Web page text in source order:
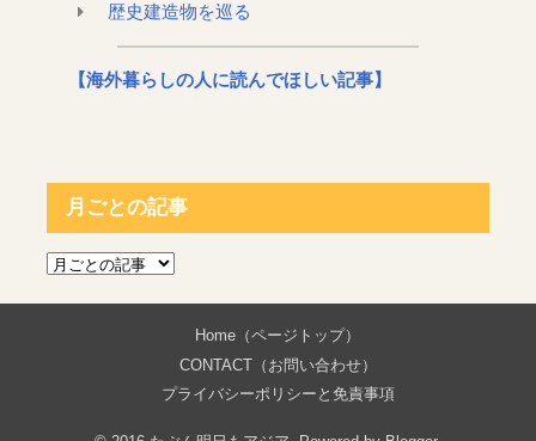
歴史建造物を巡る
【海外暮らしの人に読んでほしい記事】
月ごとの記事
Home（ページトップ）
CONTACT（お問い合わせ）
プライバシーポリシーと免責事項